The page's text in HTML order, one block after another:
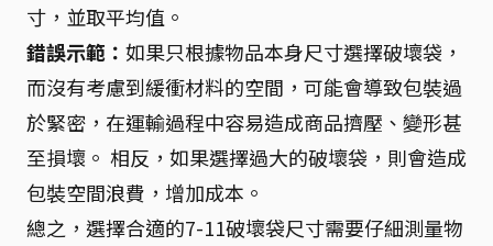
寸，並取平均值。
錯誤示範： 如果只根據物品本身尺寸選擇破壞袋，
而沒有考慮到緩衝材料的空間，可能會導致包裝過
於緊密，在運輸過程中容易造成商品擠壓、變形甚
至損壞。 相反，如果選擇過大的破壞袋，則會造成
包裝空間浪費，增加成本。
總之，選擇合適的7-11破壞袋尺寸需要仔細測量物